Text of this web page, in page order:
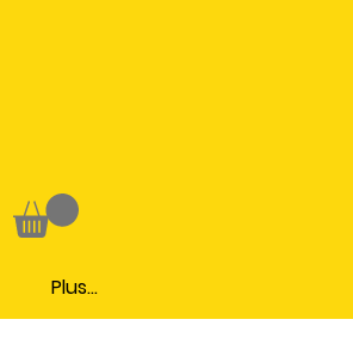
Plus...